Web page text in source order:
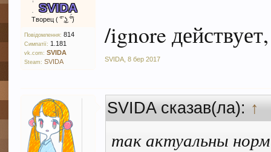
SVIDA
Творец ( ͡° ͜ʖ ͡°)
Повідомлення: 814
Симпатії: 1.181
vk.com: SVIDA
Steam: SVIDA
/ignore
SVIDA ,8 бер 2017
SVIDA сказав(ла):↑
так актуальны